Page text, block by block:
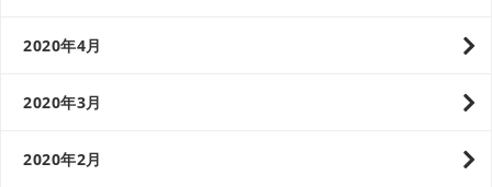
2020年4月
2020年3月
2020年2月